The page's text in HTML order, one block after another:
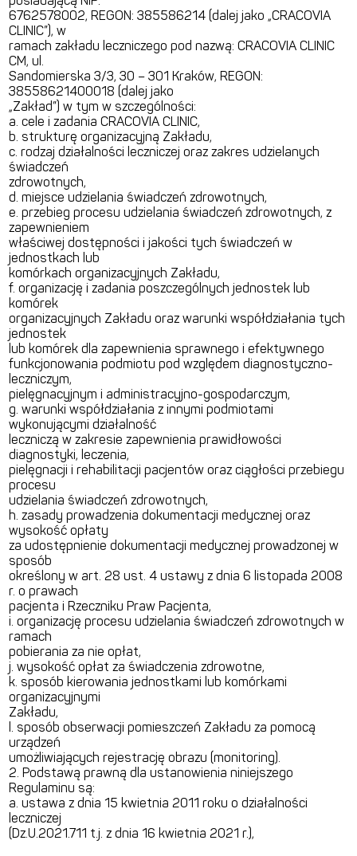
6762578002, REGON: 385586214 (dalej jako „CRACOVIA
CLINIC”), w
ramach zakładu leczniczego pod nazwą: CRACOVIA CLINIC
CM, ul.
Sandomierska 3/3, 30 – 301 Kraków, REGON:
38558621400018 (dalej jako
„Zakład”) w tym w szczególności:
a. cele i zadania CRACOVIA CLINIC,
b. strukturę organizacyjną Zakładu,
c. rodzaj działalności leczniczej oraz zakres udzielanych
świadczeń
zdrowotnych,
d. miejsce udzielania świadczeń zdrowotnych,
e. przebieg procesu udzielania świadczeń zdrowotnych, z
zapewnieniem
właściwej dostępności i jakości tych świadczeń w
jednostkach lub
komórkach organizacyjnych Zakładu,
f. organizację i zadania poszczególnych jednostek lub
komórek
organizacyjnych Zakładu oraz warunki współdziałania tych
jednostek
lub komórek dla zapewnienia sprawnego i efektywnego
funkcjonowania podmiotu pod względem diagnostyczno-
leczniczym,
pielęgnacyjnym i administracyjno-gospodarczym,
g. warunki współdziałania z innymi podmiotami
wykonującymi działalność
leczniczą w zakresie zapewnienia prawidłowości
diagnostyki, leczenia,
pielęgnacji i rehabilitacji pacjentów oraz ciągłości przebiegu
procesu
udzielania świadczeń zdrowotnych,
h. zasady prowadzenia dokumentacji medycznej oraz
wysokość opłaty
za udostępnienie dokumentacji medycznej prowadzonej w
sposób
określony w art. 28 ust. 4 ustawy z dnia 6 listopada 2008
r. o prawach
pacjenta i Rzeczniku Praw Pacjenta,
i. organizację procesu udzielania świadczeń zdrowotnych w
ramach
pobierania za nie opłat,
j. wysokość opłat za świadczenia zdrowotne,
k. sposób kierowania jednostkami lub komórkami
organizacyjnymi
Zakładu,
l. sposób obserwacji pomieszczeń Zakładu za pomocą
urządzeń
umożliwiających rejestrację obrazu (monitoring).
2. Podstawą prawną dla ustanowienia niniejszego
Regulaminu są:
a. ustawa z dnia 15 kwietnia 2011 roku o działalności
leczniczej
(Dz.U.2021.711 t.j. z dnia 16 kwietnia 2021 r.),